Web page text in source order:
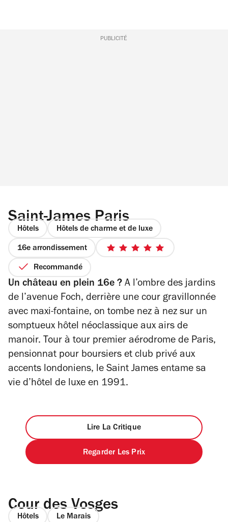
PUBLICITÉ
Saint-James Paris
Hôtels Hôtels de charme et de luxe
16e arrondissement
5
5
Recommandé
Un château en plein 16e ? A l’ombre des jardins
de l’avenue Foch, derrière une cour gravillonnée
avec maxi-fontaine, on tombe nez à nez sur un
somptueux hôtel néoclassique aux airs de
manoir. Tour à tour premier aérodrome de Paris,
pensionnat pour boursiers et club privé aux
accents londoniens, le Saint James entame sa
vie d’hôtel de luxe en 1991.
Lire La Critique
Regarder Les Prix
Cour des Vosges
Hôtels Le Marais